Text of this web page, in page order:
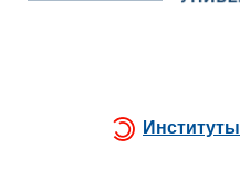
Институты